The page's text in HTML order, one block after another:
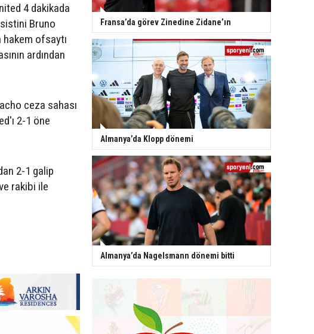
4 dakikada
Bruno
ofsaytı
ardından
ceza sahası
2-1 öne
2-1 galip
rakibi ile
Fransa’da görev Zinedine Zidane’ın
Almanya’da Klopp dönemi
Almanya’da Nagelsmann dönemi bitti